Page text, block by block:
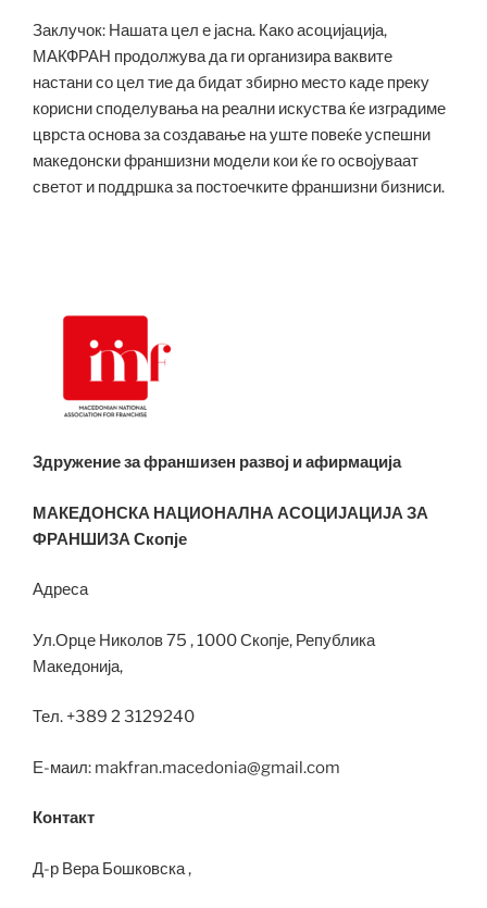
Заклучок: Нашата цел е јасна. Како асоцијација,
МАКФРАН продолжува да ги организира ваквите
настани со цел тие да бидат збирно место каде преку
корисни споделувања на реални искуства ќе изградиме
цврста основа за создавање на уште повеќе успешни
македонски франшизни модели кои ќе го освојуваат
светот и поддршка за постоечките франшизни бизниси.
Здружение за франшизен развој и афирмација
МАКЕДОНСКА НАЦИОНАЛНА АСОЦИЈАЦИЈА ЗА
ФРАНШИЗА Скопје
Адреса
Ул.Орце Николов 75 , 1000 Скопје, Република
Македонија,
Тел. +389 2 3129240
Е-маил: makfran.macedonia@gmail.com
Контакт
Д-р Вера Бошковска ,